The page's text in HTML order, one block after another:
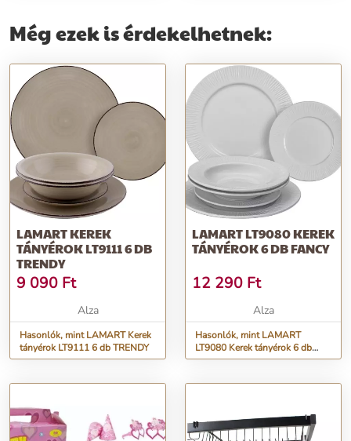
Még ezek is érdekelhetnek:
LAMART KEREK
TÁNYÉROK LT9111 6 DB
TRENDY
9 090 Ft
Alza
Hasonlók, mint LAMART Kerek
tányérok LT9111 6 db TRENDY
LAMART LT9080 KEREK
TÁNYÉROK 6 DB FANCY
12 290 Ft
Alza
Hasonlók, mint LAMART
LT9080 Kerek tányérok 6 db
FANCY